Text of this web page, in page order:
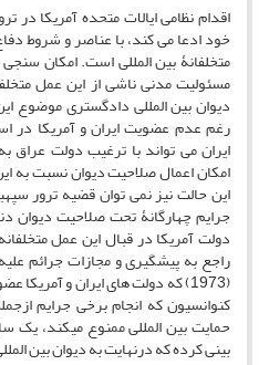
اقدام نظامی ایالات متحده آمریکا در
خود ادعا می کند، با عناصر و شروط
متخلفانۀ بین المللی است. امکان
مسئولیت مدنی ناشی از این عمل
دیوان بین المللی دادگستری موضوع
رغم عدم عضویت ایران و آمریکا در
ایران می تواند با ترغیب دولت
امکان اعمال صلاحیت دیوان نسبت به
این حالت نیز نمی توان قضیه ترور
جرایم چهارگانۀ تحت صلاحیت دیوان
دولت آمریکا در قبال این عمل
راجع به پیشگیری و مجازات جرائم
(1973) که دولت های ایران و
کنوانسیون که انجام برخی جرایم
حمایت بین المللی ممنوع می­کند، یک
بینی کرده که درنهایت به دیوان بین